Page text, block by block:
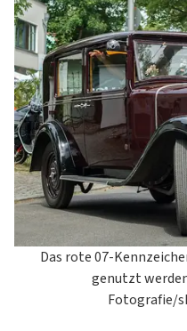
Das rote 07-
genutzt
Fotografie/